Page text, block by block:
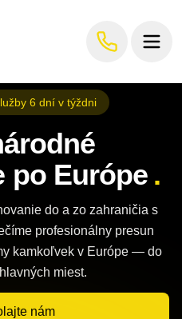
6 dní v týždni
po Európe .
do a zo zahraničia s
profesionálny presun
kamkoľvek v Európe — do
miest.
nám